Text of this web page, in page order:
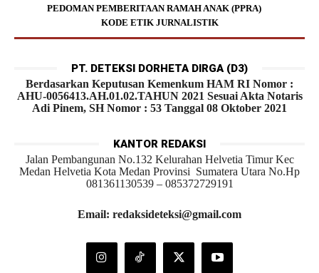
PEDOMAN PEMBERITAAN RAMAH ANAK (PPRA)
KODE ETIK JURNALISTIK
PT. DETEKSI DORHETA DIRGA (D3)
Berdasarkan Keputusan Kemenkum HAM RI Nomor :
AHU-0056413.AH.01.02.TAHUN 2021 Sesuai Akta Notaris
Adi Pinem, SH Nomor : 53 Tanggal 08 Oktober 2021
KANTOR REDAKSI
Jalan Pembangunan No.132 Kelurahan Helvetia Timur Kec
Medan Helvetia Kota Medan Provinsi Sumatera Utara No.Hp
081361130539 – 085372729191
Email: redaksideteksi@gmail.com